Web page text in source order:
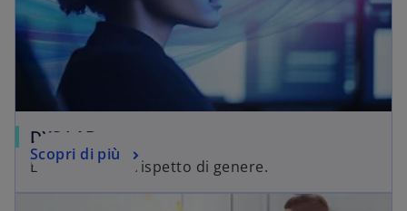
DXS LAB
Educare per il rispetto di genere.
Scopri di più